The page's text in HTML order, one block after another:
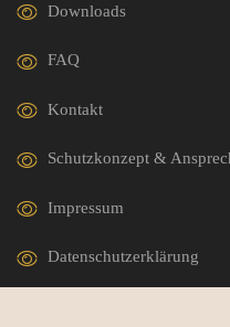
Downloads
FAQ
Kontakt
Schutzkonzept &
Impressum
Datenschutzerklärung